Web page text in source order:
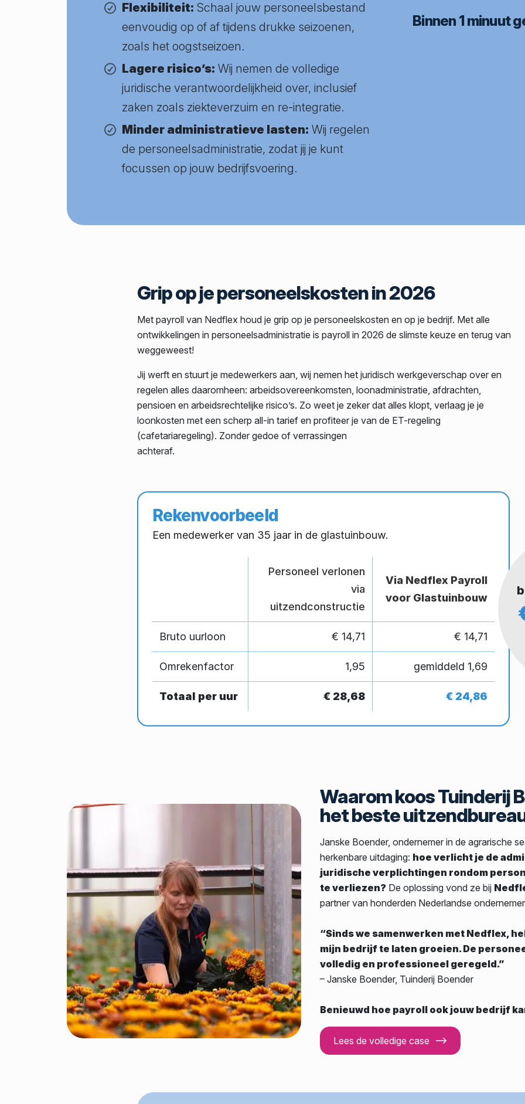
Binnen 1 minuut
Flexibiliteit: Schaal jouw personeelsbestand
eenvoudig op of af tijdens drukke seizoenen,
zoals het oogstseizoen.
Lagere risico’s: Wij nemen de volledige
juridische verantwoordelijkheid over, inclusief
zaken zoals ziekteverzuim en re-integratie.
Minder administratieve lasten: Wij regelen
de personeelsadministratie, zodat jij je kunt
focussen op jouw bedrijfsvoering.
Grip op je personeelskosten in 2026
Met payroll van Nedflex houd je grip op je personeelskosten en op je bedrijf. Met alle
ontwikkelingen in personeelsadministratie is payroll in 2026 de slimste keuze en terug van
weggeweest!
Jij werft en stuurt je medewerkers aan, wij nemen het juridisch werkgeverschap over en
regelen alles daaromheen: arbeidsovereenkomsten, loonadministratie, afdrachten,
pensioen en arbeidsrechtelijke risico’s. Zo weet je zeker dat alles klopt, verlaag je je
loonkosten met een scherp all-in tarief en profiteer je van de ET-regeling
(cafetariaregeling). Zonder gedoe of verrassingen
achteraf.
Rekenvoorbeeld
Een medewerker van 35 jaar in de glastuinbouw.
Personeel verlonen
via
uitzendconstructie
Via Nedflex Payroll
voor Glastuinbouw
Bruto uurloon € 14,71 € 14,71
Omrekenfactor 1,95 gemiddeld 1,69
Totaal per uur € 28,68 € 24,86
Waarom koos Tuinderij
het beste
Janske Boender, ondernemer in de agrarische
herkenbare uitdaging: hoe verlicht je de
juridische verplichtingen rondom
te verliezen? De oplossing vond ze bij
partner van honderden Nederlandse
“Sinds we samenwerken met Nedflex,
mijn bedrijf te laten groeien. De
volledig en professioneel geregeld.”
– Janske Boender, Tuinderij Boender
Benieuwd hoe payroll ook jouw bedrijf
Lees de volledige case